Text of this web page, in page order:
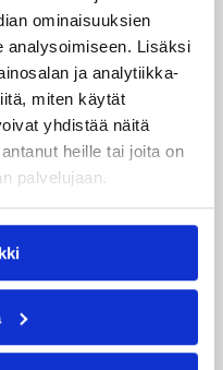
ominaisuuksien
analysoimiseen. Lisäksi
ja analytiikka-
miten käytät
yhdistää näitä
heille tai joita on
palvelujaan.